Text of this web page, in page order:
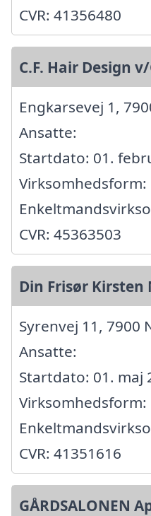
CVR: 41356480
C.F. Hair Design
Engkarsevej 1,
Ansatte:
Startdato: 01.
Virksomhedsform:
CVR: 45363503
Din Frisør Kirsten
Syrenvej 11, 7900
Ansatte:
Startdato: 01. maj
Virksomhedsform:
CVR: 41351616
GÅRDSALONEN